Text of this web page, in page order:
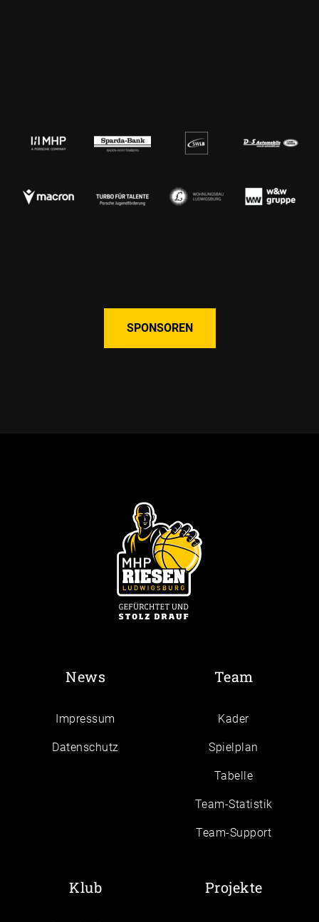
SPONSOREN
News
Impressum
Daten­schutz
Team
Kader
Spielplan
Tabelle
Team-Statistik
Team-Support
Klub Projekte